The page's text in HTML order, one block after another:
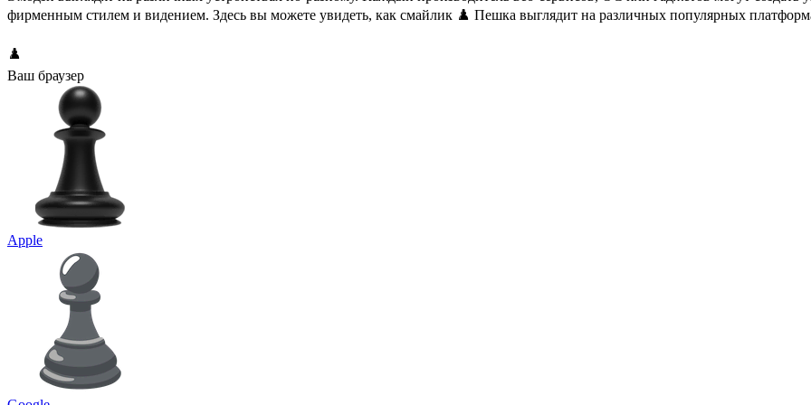
фирменным стилем и видением. Здесь вы можете увидеть, как смайлик ♟️ Пешка выглядит на различных популярных
♟️
Ваш браузер
Apple